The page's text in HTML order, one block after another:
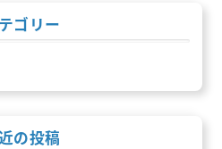
ゴリー
の投稿